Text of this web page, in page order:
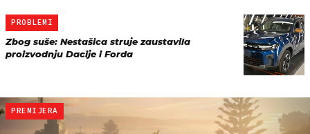
PROBLEMI
Zbog suše: Nestašica struje zaustavila
proizvodnju Dacije i Forda
PREMIJERA